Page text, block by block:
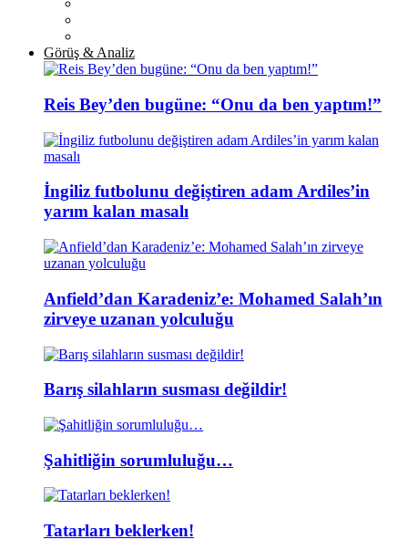
Görüş & Analiz
Reis Bey’den bugüne: “Onu da ben yaptım!”
İngiliz futbolunu değiştiren adam Ardiles’in
yarım kalan masalı
Anfield’dan Karadeniz’e: Mohamed Salah’ın
zirveye uzanan yolculuğu
Barış silahların susması değildir!
Şahitliğin sorumluluğu…
Tatarları beklerken!